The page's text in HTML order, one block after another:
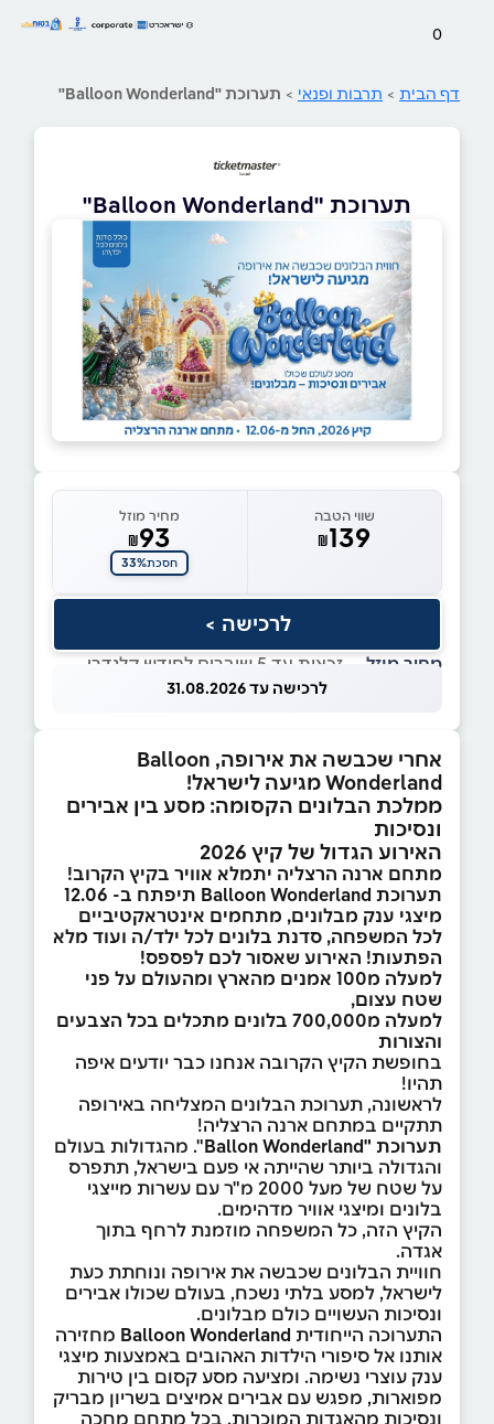
0
דף הבית > תרבות ופנאי > תערוכת "Balloon Wonderland"
תערוכת "Balloon Wonderland"
שווי הטבה
₪139
מחיר מוזל
₪93
חסכת33%
לרכישה >
מחיר מוזל — זכאות עד 5 שוברים לחודש קלנדרי
לרכישה עד 31.08.2026
אחרי שכבשה את אירופה, Balloon
Wonderlandמגיעה לישראל!
ממלכת הבלונים הקסומה: מסע בין אבירים
ונסיכות
האירוע הגדול של קיץ 2026
מתחם ארנה הרצליה יתמלא אוויר בקיץ הקרוב!
תערוכת Balloon Wonderland
תיפתח ב- 12.06
מיצגי ענק מבלונים, מתחמים אינטראקטיביים
לכל המשפחה, סדנת בלונים לכל ילד/ה ועוד מלא
הפתעות! האירוע שאסור לכם לפספס!
למעלה מ100 אמנים מהארץ ומהעולם על פני
שטח עצום,
למעלה מ700,000 בלונים מתכלים בכל הצבעים
והצורות
בחופשת הקיץ הקרובה אנחנו כבר יודעים איפה
תהיו!
לראשונה, תערוכת הבלונים המצליחה באירופה
תתקיים במתחם ארנה הרצליה!
תערוכת "Ballon Wonderland
". מהגדולות בעולם
והגדולה ביותר שהייתה אי פעם בישראל, תתפרס
על שטח של מעל 2000 מ"ר עם עשרות מייצגי
בלונים ומיצגי אוויר מדהימים.
הקיץ הזה, כל המשפחה מוזמנת לרחף בתוך
אגדה.
חוויית הבלונים שכבשה את אירופה ונוחתת כעת
לישראל, למסע בלתי נשכח, בעולם שכולו אבירים
ונסיכות העשויים כולם מבלונים.
התערוכה הייחודית Balloon Wonderland מחזירה
אותנו אל סיפורי הילדות האהובים באמצעות מיצגי
ענק עוצרי נשימה. ומציעה מסע קסום בין טירות
מפוארות, מפגש עם אבירים אמיצים בשריון מבריק
ונסיכות מהאגדות המוכרות. בכל מתחם מחכה